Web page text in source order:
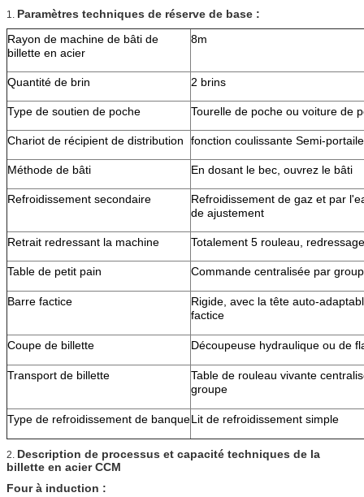
1. Paramètres techniques de réserve de base :
Rayon de machine de bâti de
billette en acier
8m
Quantité de brin 2 brins
Type de soutien de poche Tourelle de poche ou voiture de
Chariot de récipient de distribution fonction coulissante Semi-
Méthode de bâti En dosant le bec, ouvrez le bâti
Refroidissement secondaire
Refroidissement de gaz et par
de ajustement
Retrait redressant la machine Totalement 5 rouleau,
Table de petit pain Commande centralisée par
Barre factice
Rigide, avec la tête auto-
factice
Coupe de billette Découpeuse hydraulique ou de
Transport de billette
Table de rouleau vivante
groupe
Type de refroidissement de banqueLit de refroidissement simple
2. Description de processus et capacité techniques de la
billette en acier CCM
Four à induction :